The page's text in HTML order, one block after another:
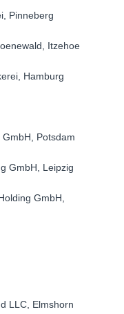
Pinneberg
Itzehoe
Hamburg
Potsdam
GmbH, Leipzig
GmbH,
LLC, Elmshorn